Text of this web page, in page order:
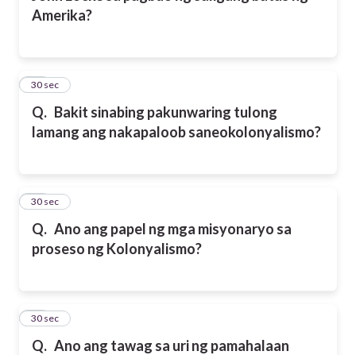
Amerika?
Q. Bakit sinabing pakunwaring tulong
lamang ang nakapaloob saneokolonyalismo?
12
30 sec
Q. Ano ang papel ng mga misyonaryo sa
proseso ng Kolonyalismo?
13
30 sec
Q. Ano ang tawag sa uri ng pamahalaan
14
30 sec